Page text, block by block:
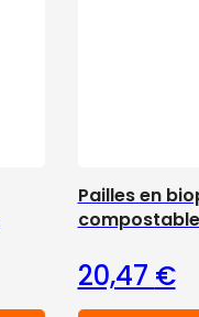
Pailles en
20,47 €